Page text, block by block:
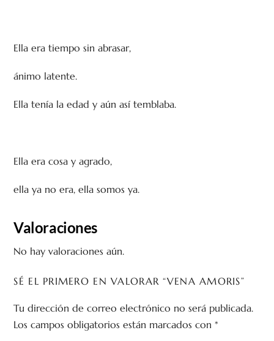
Ella era tiempo sin abrasar,
ánimo latente.
Ella tenía la edad y aún así temblaba.
Ella era cosa y agrado,
ella ya no era, ella somos ya.
Valoraciones
No hay valoraciones aún.
SÉ EL PRIMERO EN VALORAR “VENA AMORIS”
Tu dirección de correo electrónico no será publicada.
Los campos obligatorios están marcados con*